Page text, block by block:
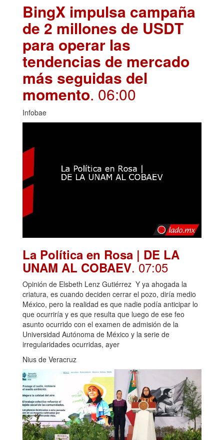
BingX impulsa campaña
de 2 millones de USDT
para operar las
tendencias de mercado
más seguidas del
momento. 06:00
Infobae
La Política en Rosa | DE LA
UNAM AL COBAEV. 07:05
Opinión de Elsbeth Lenz Gutiérrez Y ya ahogada la
criatura, es cuando deciden cerrar el pozo, diría medio
México, pero la realidad es que nadie podía anticipar lo
que ocurriría y es que resulta que luego de ese feo
asunto ocurrido con el examen de admisión de la
Universidad Autónoma de México y la serie de
irregularidades ocurridas, ayer
Nius de Veracruz